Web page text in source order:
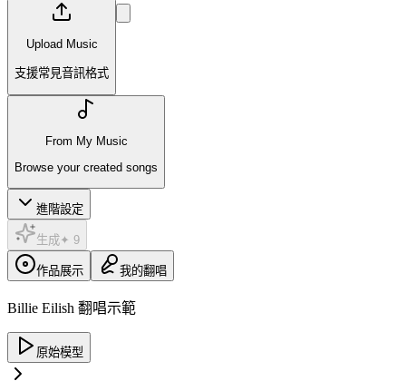
Upload Music
支援常見音訊格式
From My Music
Browse your created songs
進階設定
生成✦ 9
作品展示 我的翻唱
Billie Eilish 翻唱示範
原始模型